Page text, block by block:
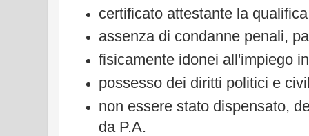
certificato attestante la
assenza di condanne penali,
fisicamente idonei all'impiego
possesso dei diritti politici e
non essere stato dispensato,
da P.A.